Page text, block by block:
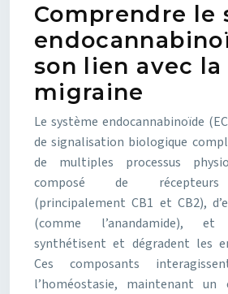
Comprendre le
son lien avec la
migraine
Le système endocannabinoïde
de signalisation biologique
de multiples processus
composé de récepteurs
(principalement CB1 et CB2),
(comme l’anandamide), et
synthétisent et dégradent les
Ces composants
l’homéostasie, maintenant un